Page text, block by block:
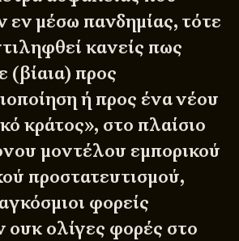
εν μέσω πανδημίας, τότε
κανείς πως
(βίαια) προς
ή προς ένα νέου
κράτος», στο πλαίσιο
μοντέλου εμπορικού
προστατευτισμού,
φορείς
ουκ ολίγες φορές στο